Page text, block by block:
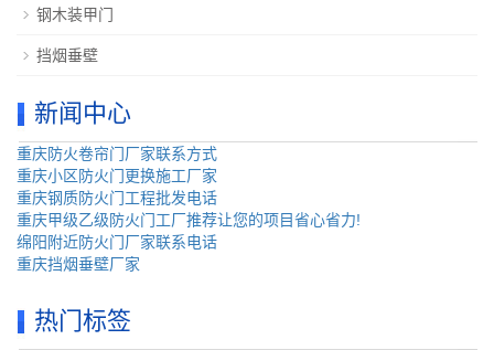
钢木装甲门
挡烟垂壁
新闻中心
重庆防火卷帘门厂家联系方式
重庆小区防火门更换施工厂家
重庆钢质防火门工程批发电话
重庆甲级乙级防火门工厂推荐让您的项目省心省力!
绵阳附近防火门厂家联系电话
重庆挡烟垂壁厂家
热门标签